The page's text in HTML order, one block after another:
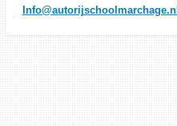
Info@autorijschoolmarchage.nl